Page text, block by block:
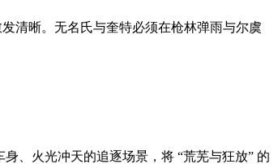
清晰。无名氏与奎特必须在枪林弹雨与尔虞
、火光冲天的追逐场景，将 “荒芜与狂放” 的